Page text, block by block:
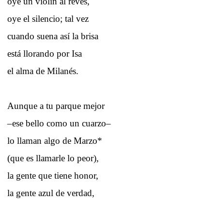
oye el silencio; tal vez
cuando suena así la brisa
está llorando por Isa
el alma de Milanés.
Aunque a tu parque mejor
–ese bello como un cuarzo–
lo llaman algo de Marzo*
(que es llamarle lo peor),
la gente que tiene honor,
la gente azul de verdad,